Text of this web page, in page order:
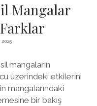
DEĞIŞTIRILIR
Mangalar
2025
mangaların
üzerindeki etkilerini
mangalarındaki
bir bakış